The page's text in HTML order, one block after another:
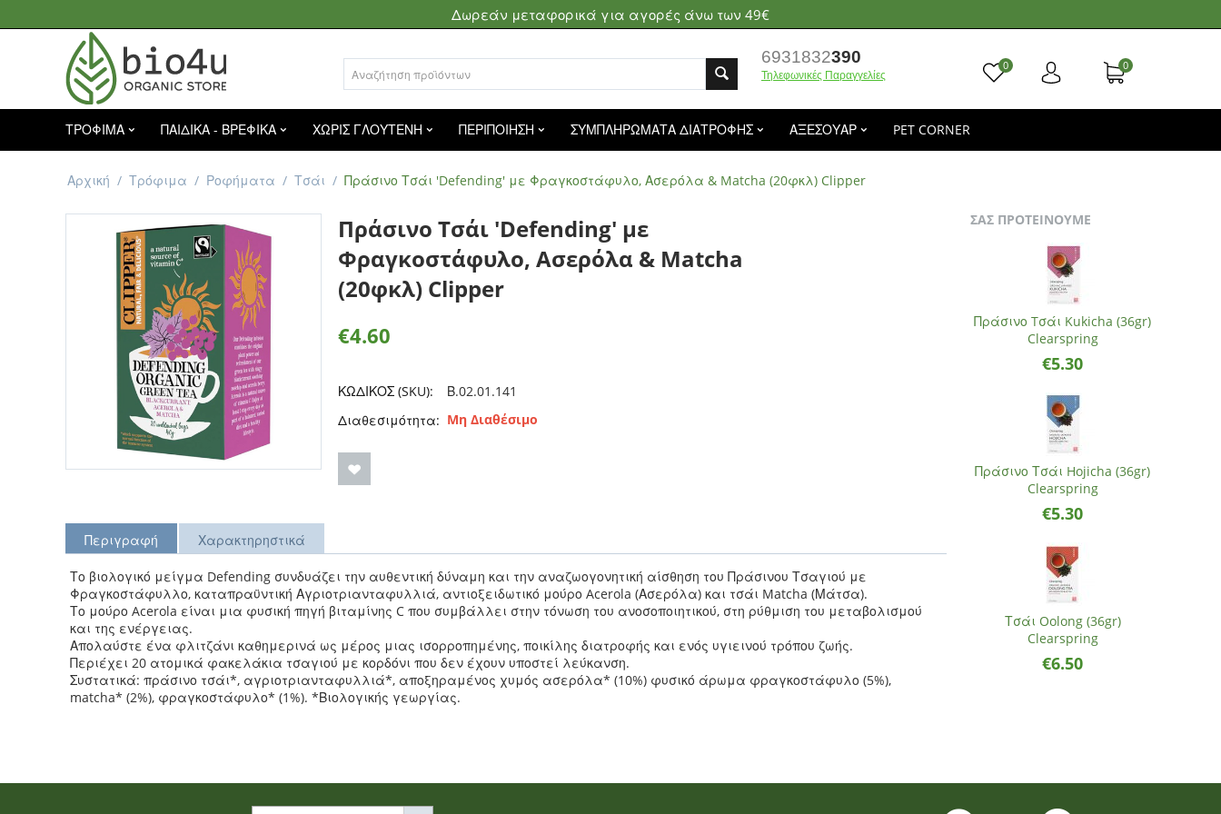
Δωρεάν μεταφορικά για αγορές άνω των 49€
6931832390
Τηλεφωνικές Παραγγελίες
0 0
ΤΡΟΦΙΜΑ ΠΑΙΔΙΚΑ - ΒΡΕΦΙΚΑ ΧΩΡΙΣ ΓΛΟΥΤΕΝΗ ΠΕΡΙΠΟΙΗΣΗ ΣΥΜΠΛΗΡΩΜΑΤΑ ΔΙΑΤΡΟΦΗΣ ΑΞΕΣΟΥΑΡ PET CORNER
Αρχική / Τρόφιμα / Ροφήματα / Τσάι / Πράσινο Τσάι 'Defending' με Φραγκοστάφυλο, Ασερόλα & Matcha (20φκλ) Clipper
Πράσινο Τσάι 'Defending' με
Φραγκοστάφυλο, Ασερόλα & Matcha
(20φκλ) Clipper
€4.60
ΚΩΔΙΚΟΣ (SKU):
Β.02.01.141
Διαθεσιμότητα: Μη Διαθέσιμο
Περιγραφή Χαρακτηρηστικά
Το βιολογικό μείγμα Defending συνδυάζει την αυθεντική δύναμη και την αναζωογονητική αίσθηση του Πράσινου Τσαγιού με
Φραγκοστάφυλλο, καταπραϋντική Αγριοτριανταφυλλιά, αντιοξειδωτικό μούρο Acerola (Ασερόλα) και τσάι Matcha (Μάτσα).
Το μούρο Acerola είναι μια φυσική πηγή βιταμίνης C που συμβάλλει στην τόνωση του ανοσοποιητικού, στη ρύθμιση του μεταβολισμού
και της ενέργειας.
Απολαύστε ένα φλιτζάνι καθημερινά ως μέρος μιας ισορροπημένης, ποικίλης διατροφής και ενός υγιεινού τρόπου ζωής.
Περιέχει 20 ατομικά φακελάκια τσαγιού με κορδόνι που δεν έχουν υποστεί λεύκανση.
Συστατικά: πράσινο τσάι*, αγριοτριανταφυλλιά*, αποξηραμένος χυμός ασερόλα* (10%) φυσικό άρωμα φραγκοστάφυλο (5%),
matcha* (2%), φραγκοστάφυλο* (1%). *Βιολογικής γεωργίας.
ΣΑΣ ΠΡΟΤΕΙΝΟΥΜΕ
Πράσινο Tσάι Kukicha (36gr)
Clearspring
€5.30
Πράσινο Τσάι Hojicha (36gr)
Clearspring
€5.30
Τσάι Oolong (36gr)
Clearspring
€6.50